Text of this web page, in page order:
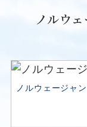
ノルウ
ノルウェージャ